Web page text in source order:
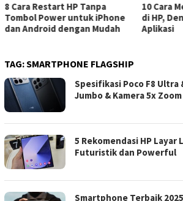
10 Cara Menghilangkan Iklan
di HP, Dengan dan Tanpa
Aplikasi
7 Cara
untuk
dengan
TAG:SMARTPHONE FLAGSHIP
Spesifikasi Poco F8 Ultra
Jumbo & Kamera 5x Zoom
5 Rekomendasi HP Layar
Futuristik dan Powerful
Smartphone Terbaik